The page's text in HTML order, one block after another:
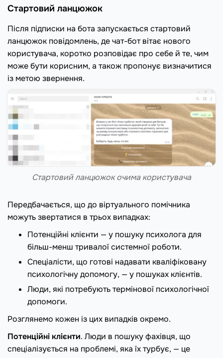
Стартовий ланцюжок
Після підписки на бота запускається стартовий
ланцюжок повідомлень, де чат-бот вітає нового
користувача, коротко розповідає про себе й те, чим
може бути корисним, а також пропонує визначитися
із метою звернення.
Стартовий ланцюжок очима користувача
Передбачається, що до віртуального помічника
можуть звертатися в трьох випадках:
Потенційні клієнти — у пошуку психолога для
більш-менш тривалої системної роботи.
Спеціалісти, що готові надавати кваліфіковану
психологічну допомогу, — у пошуках клієнтів.
Люди, які потребують термінової психологічної
допомоги.
Розглянемо кожен із цих випадків окремо.
Потенційні клієнти. Люди в пошуку фахівця, що
спеціалізується на проблемі, яка їх турбує, — це